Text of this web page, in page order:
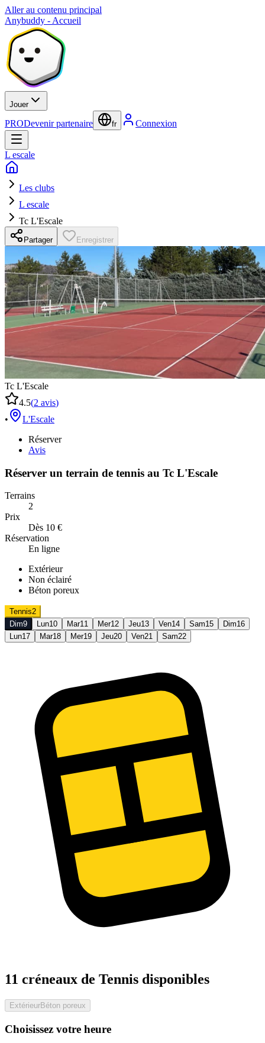
Aller au contenu principal
Anybuddy - Accueil
Jouer
PRODevenir partenaire fr Connexion
L escale
Les clubs
L escale
Tc L'Escale
Partager Enregistrer
Tc L'Escale
4.5(2 avis)
•
L'Escale
Réserver
Avis
Réserver un terrain de tennis au Tc L'Escale
Terrains
2
Prix
Dès 10 €
Réservation
En ligne
Extérieur
Non éclairé
Béton poreux
Tennis2
Dim9 Lun10 Mar11 Mer12 Jeu13 Ven14 Sam15 Dim16
Lun17 Mar18 Mer19 Jeu20 Ven21 Sam22
11 créneaux de Tennis disponibles
ExtérieurBéton poreux
Choisissez votre heure